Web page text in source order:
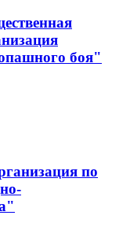
боя"
по